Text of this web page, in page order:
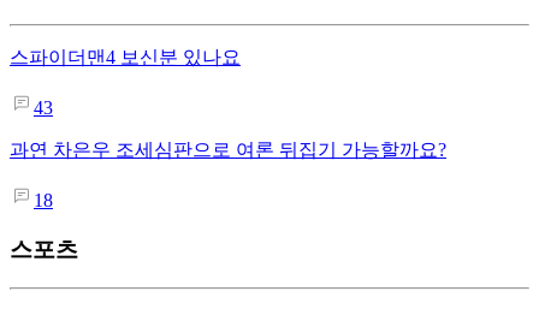
스파이더맨4 보신분 있나요
43
과연 차은우 조세심판으로 여론 뒤집기 가능할까요?
18
스포츠